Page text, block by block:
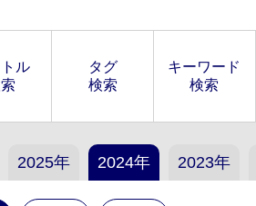
ル
タグ
検索
キーワード
検索
2025年 2024年 2023年